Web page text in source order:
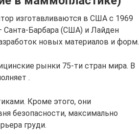
изготавливаются в США с 1969
Санта-Барбара (США) и Лайден
новых материалов и форм.
рынки 75-ти стран мира. В
.
Кроме этого, они
безопасности, максимально
груди.